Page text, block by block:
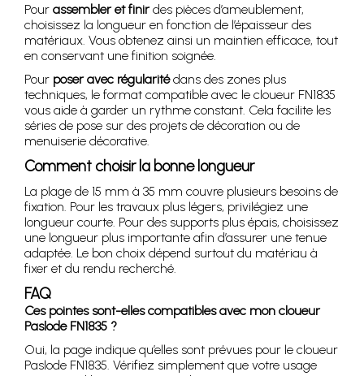
Pour assembler et finirdes pièces d’ameublement,
choisissez la longueur en fonction de l’épaisseur des
matériaux. Vous obtenez ainsi un maintien efficace, tout
en conservant une finition soignée.
Pour poser avec régularitédans des zones plus
techniques, le format compatible avec le cloueur FN1835
vous aide à garder un rythme constant. Cela facilite les
séries de pose sur des projets de décoration ou de
menuiserie décorative.
Comment choisir la bonne longueur
La plage de 15 mm à 35 mm couvre plusieurs besoins de
fixation. Pour les travaux plus légers, privilégiez une
longueur courte. Pour des supports plus épais, choisissez
une longueur plus importante afin d’assurer une tenue
adaptée. Le bon choix dépend surtout du matériau à
fixer et du rendu recherché.
FAQ
Ces pointes sont-elles compatibles avec mon cloueur
Paslode FN1835 ?
Oui, la page indique qu’elles sont prévues pour le cloueur
Paslode FN1835. Vérifiez simplement que votre usage